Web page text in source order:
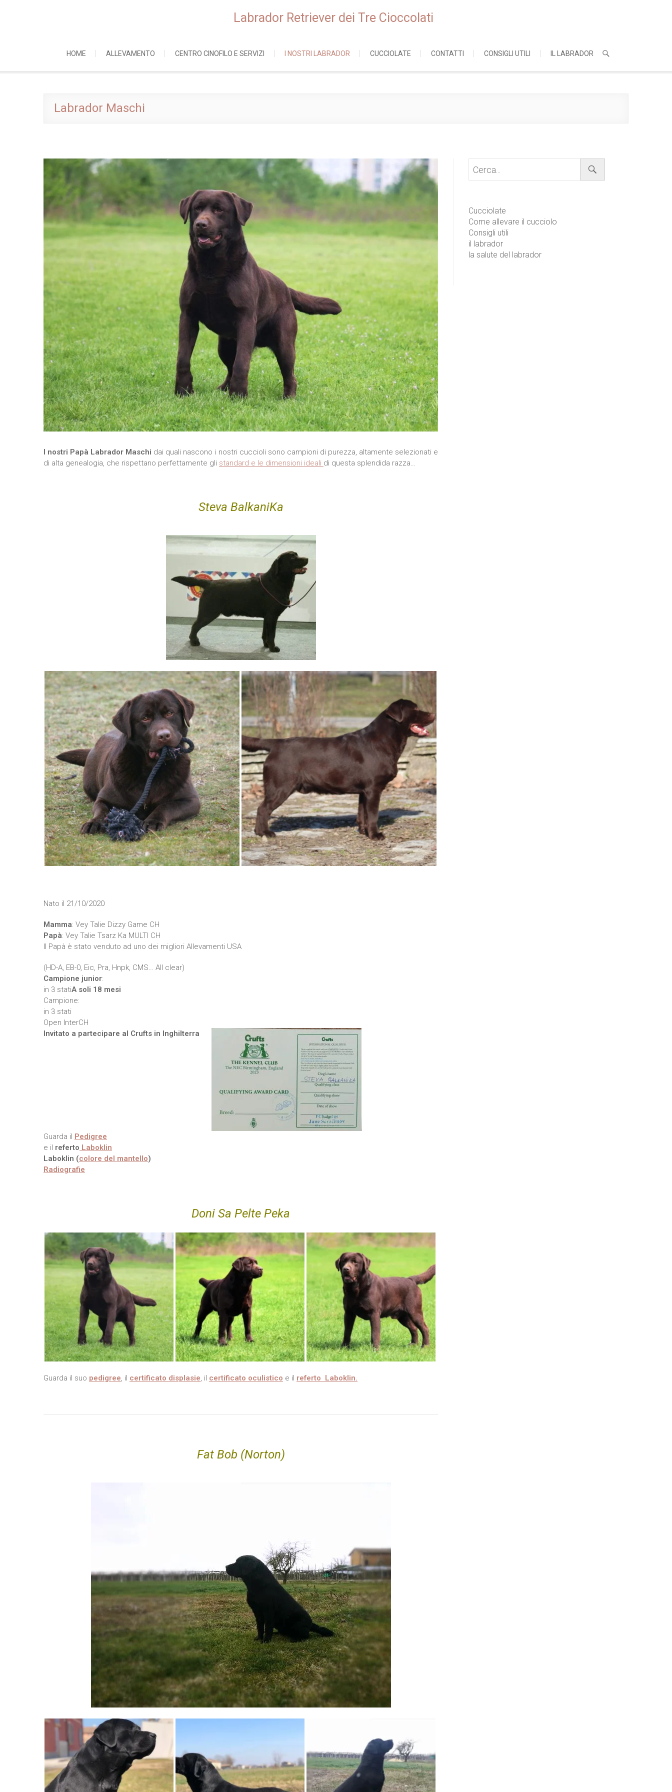
Labrador Retriever dei Tre Cioccolati
HOME ALLEVAMENTO CENTRO CINOFILO E SERVIZI I NOSTRI LABRADOR CUCCIOLATE CONTATTI CONSIGLI UTILI IL LABRADOR
Labrador Maschi
I nostri Papà Labrador Maschi dai quali nascono i nostri cuccioli sono campioni di purezza, altamente selezionati e
di alta genealogia, che rispettano perfettamente gli standard e le dimensioni ideali di questa splendida razza…
Steva BalkaniKa
Nato il 21/10/2020
Mamma: Vey Talie Dizzy Game CH
Papà: Vey Talie Tsarz Ka MULTI CH
Il Papà è stato venduto ad uno dei migliori Allevamenti USA
(HD-A, EB-0, Eic, Pra, Hnpk, CMS… All clear)
Campione junior:
in 3 statiA soli 18 mesi
Campione:
in 3 stati
Open InterCH
Invitato a partecipare al Crufts in Inghilterra
Guarda il Pedigree
e il referto Laboklin
Laboklin (colore del mantello)
Radiografie
Doni Sa Pelte Peka
Guarda il suo pedigree , il certificato displasie , il certificato oculistico e il referto Laboklin.
Fat Bob (Norton)
Cerca...
Cucciolate
Come allevare il cucciolo
Consigli utili
il labrador
la salute del labrador